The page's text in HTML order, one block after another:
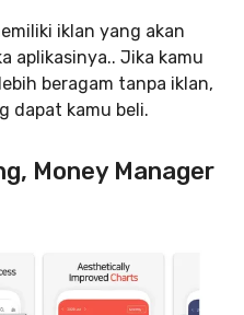
iklan yang akan
aplikasinya.. Jika kamu
beragam tanpa iklan,
dapat kamu beli.
Money Manager